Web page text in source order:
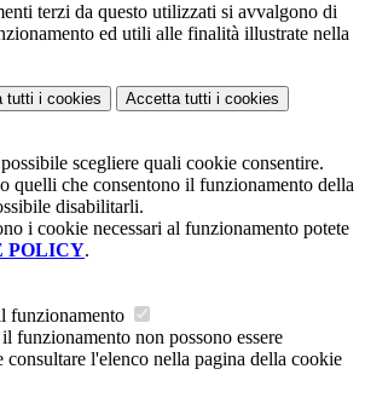
terzi da questo utilizzati si avvalgono di
ed utili alle finalità illustrate nella
tutti i cookies Accetta tutti i cookies
scegliere quali cookie consentire.
quelli che consentono il funzionamento della
disabilitarli.
i cookie necessari al funzionamento potete
POLICY.
funzionamento
funzionamento non possono essere
l'elenco nella pagina della cookie